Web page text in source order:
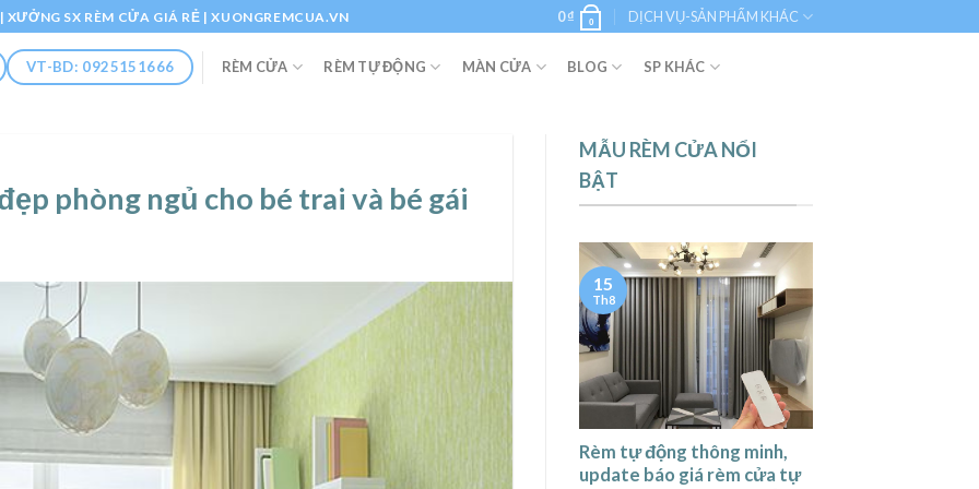
SX RÈM CỬA GIÁ RẺ | XUONGREMCUA.VN 0₫ 0 DỊCH VỤ-SẢN PHẨM KHÁC
VT-BD: 0925151666 RÈM CỬA RÈM TỰ ĐỘNG MÀN CỬA BLOG SP KHÁC
phòng ngủ cho bé trai và bé gái
MẪU RÈM CỬA NỔI
BẬT
Rèm tự động thông minh,
update báo giá rèm cửa tự
15
Th8